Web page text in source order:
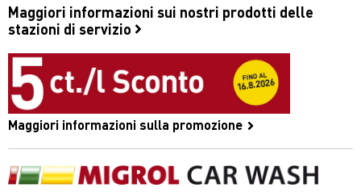
Maggiori informazioni sui nostri prodotti delle
stazioni di servizio
Maggiori informazioni sulla promozione